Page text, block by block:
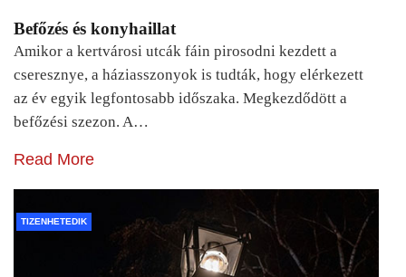
Befőzés és konyhaillat
Amikor a kertvárosi utcák fáin pirosodni kezdett a
cseresznye, a háziasszonyok is tudták, hogy elérkezett
az év egyik legfontosabb időszaka. Megkezdődött a
befőzési szezon. A…
Read More
TIZENHETEDIK